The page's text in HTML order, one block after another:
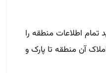
تمام اطلاعات منطقه را
آن منطقه تا پارک و